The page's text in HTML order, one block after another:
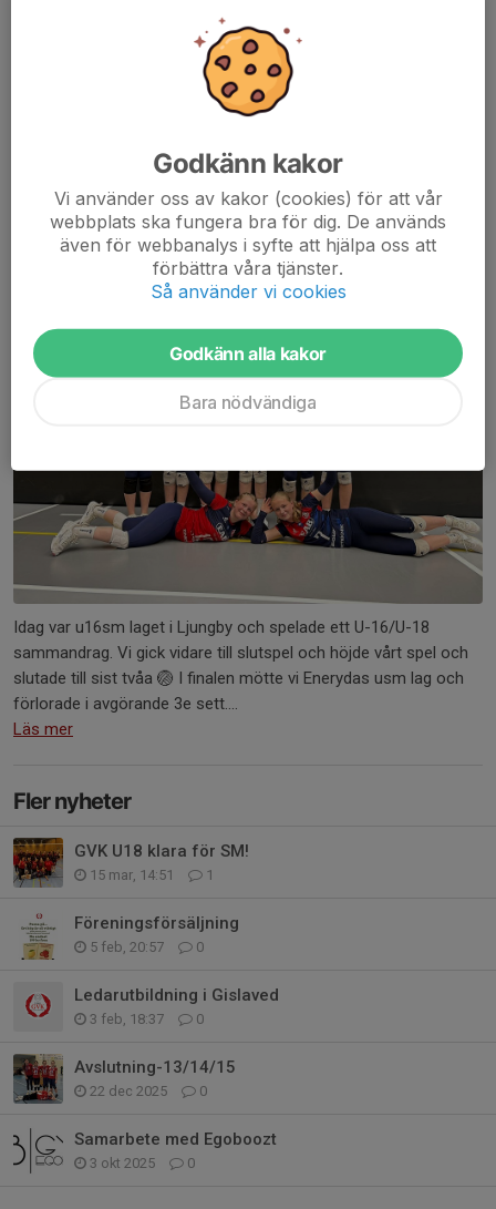
U16 laget på cup i Ljungby
29 mar, 20:01 0 kommentarer
Idag var u16sm laget i Ljungby och spelade ett U-16/U-18
sammandrag. Vi gick vidare till slutspel och höjde vårt spel och
slutade till sist tvåa 🏐 I finalen mötte vi Enerydas usm lag och
förlorade i avgörande 3e sett....
Läs mer
Fler nyheter
GVK U18 klara för SM!
15 mar, 14:51 1
Föreningsförsäljning
5 feb, 20:57 0
Ledarutbildning i Gislaved
3 feb, 18:37 0
Avslutning-13/14/15
22 dec 2025 0
Samarbete med Egoboozt
3 okt 2025 0
Godkänn kakor
Vi använder oss av kakor (cookies) för att vår
webbplats ska fungera bra för dig. De används
även för webbanalys i syfte att hjälpa oss att
förbättra våra tjänster.
Så använder vi cookies
Godkänn alla kakor
Bara nödvändiga